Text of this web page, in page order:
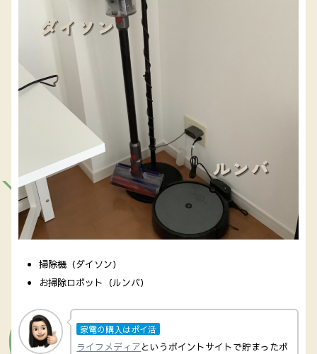
掃除機（ダイソン）
お掃除ロボット（ルンバ）
家電の購入はポイ活
ライフメディアというポイントサイトで貯まったポ